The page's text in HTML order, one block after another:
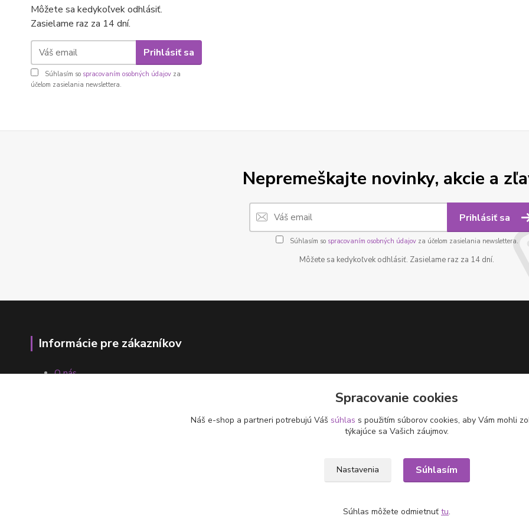
Môžete sa kedykoľvek odhlásiť.
Zasielame raz za 14 dní.
Prihlásiť sa
Súhlasím so spracovaním osobných údajov za
účelom zasielania newslettera.
Nepremeškajte novinky, akcie a
Prihlásiť sa
Súhlasím so spracovaním osobných údajovza účelom zasielania newslettera.
Môžete sa kedykoľvek odhlásiť. Zasielame raz za 14 dní.
Informácie pre zákazníkov
O nás
Spracovanie cookies
Náš e-shop a partneri potrebujú Váš súhlas s použitím súborov cookies, aby Vám mohli
týkajúce sa Vašich záujmov.
Nastavenia Súhlasím
Súhlas môžete odmietnuť tu.